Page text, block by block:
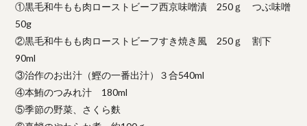
①黒毛和牛もも肉ローストビーフ西京味噌漬 250ｇ つぶ味噌
50g
②黒毛和牛もも肉ローストビーフすき焼き風 250ｇ 割下
90ml
③治作のお出汁（鰹の一番出汁）３合540ml
④本鮪のつみれ汁 180ml
⑤季節の野菜、さくら麩